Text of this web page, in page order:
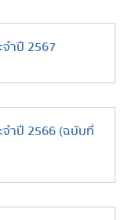
ำปี 2567
ำปี 2566 (ฉบับที่